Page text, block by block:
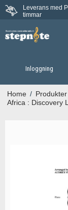
Leverans med
timmar
Inloggning
Home / Produkter
Africa : Discovery